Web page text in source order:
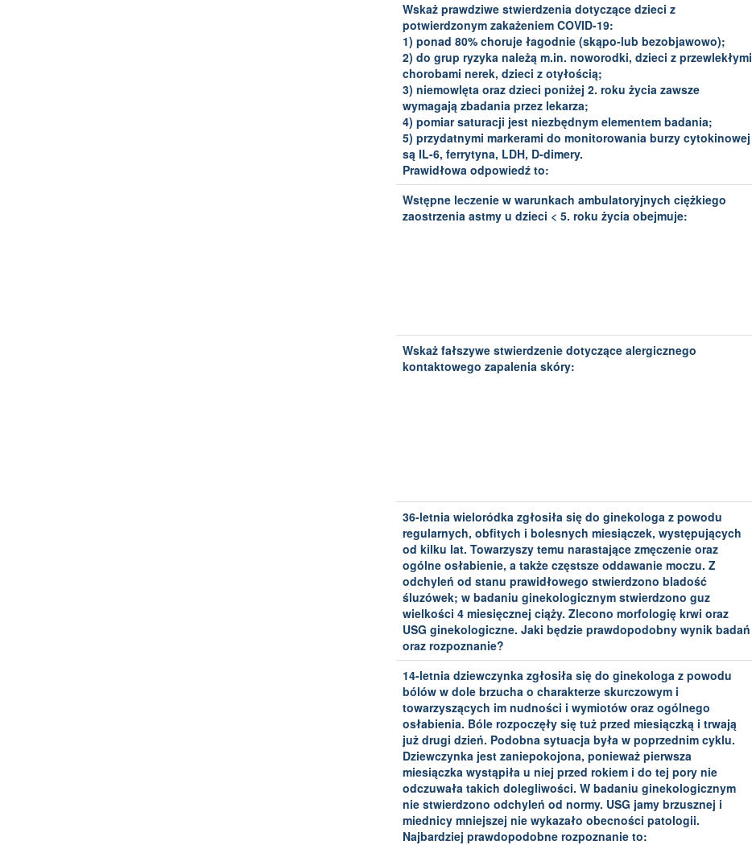
Wskaż prawdziwe stwierdzenia dotyczące dzieci z
potwierdzonym zakażeniem COVID-19:
1) ponad 80% choruje łagodnie (skąpo-lub bezobjawowo);
2) do grup ryzyka należą m.in. noworodki, dzieci z przewlekłymi
chorobami nerek, dzieci z otyłością;
3) niemowlęta oraz dzieci poniżej 2. roku życia zawsze
wymagają zbadania przez lekarza;
4) pomiar saturacji jest niezbędnym elementem badania;
5) przydatnymi markerami do monitorowania burzy cytokinowej
są IL-6, ferrytyna, LDH, D-dimery.
Prawidłowa odpowiedź to:
Wstępne leczenie w warunkach ambulatoryjnych ciężkiego
zaostrzenia astmy u dzieci < 5. roku życia obejmuje:
Wskaż fałszywe stwierdzenie dotyczące alergicznego
kontaktowego zapalenia skóry:
36-letnia wieloródka zgłosiła się do ginekologa z powodu
regularnych, obfitych i bolesnych miesiączek, występujących
od kilku lat. Towarzyszy temu narastające zmęczenie oraz
ogólne osłabienie, a także częstsze oddawanie moczu. Z
odchyleń od stanu prawidłowego stwierdzono bladość
śluzówek; w badaniu ginekologicznym stwierdzono guz
wielkości 4 miesięcznej ciąży. Zlecono morfologię krwi oraz
USG ginekologiczne. Jaki będzie prawdopodobny wynik badań
oraz rozpoznanie?
14-letnia dziewczynka zgłosiła się do ginekologa z powodu
bólów w dole brzucha o charakterze skurczowym i
towarzyszących im nudności i wymiotów oraz ogólnego
osłabienia. Bóle rozpoczęły się tuż przed miesiączką i trwają
już drugi dzień. Podobna sytuacja była w poprzednim cyklu.
Dziewczynka jest zaniepokojona, ponieważ pierwsza
miesiączka wystąpiła u niej przed rokiem i do tej pory nie
odczuwała takich dolegliwości. W badaniu ginekologicznym
nie stwierdzono odchyleń od normy. USG jamy brzusznej i
miednicy mniejszej nie wykazało obecności patologii.
Najbardziej prawdopodobne rozpoznanie to: